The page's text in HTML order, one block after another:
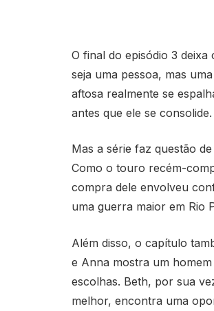
O final do episódio 3
seja uma pessoa, mas
aftosa realmente se
antes que ele se consolide.
Mas a série faz questão
Como o touro recém-
compra dele envolveu
uma guerra maior em Rio
Além disso, o capítulo
e Anna mostra um
escolhas. Beth, por sua
melhor, encontra uma